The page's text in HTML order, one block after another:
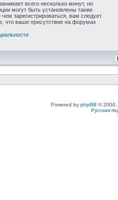
всего несколько минут, но
могут быть установлены также
зарегистрироваться, вам следует
что ваше присутствие на форумах
Powered by phpBB © 2000,
Русская